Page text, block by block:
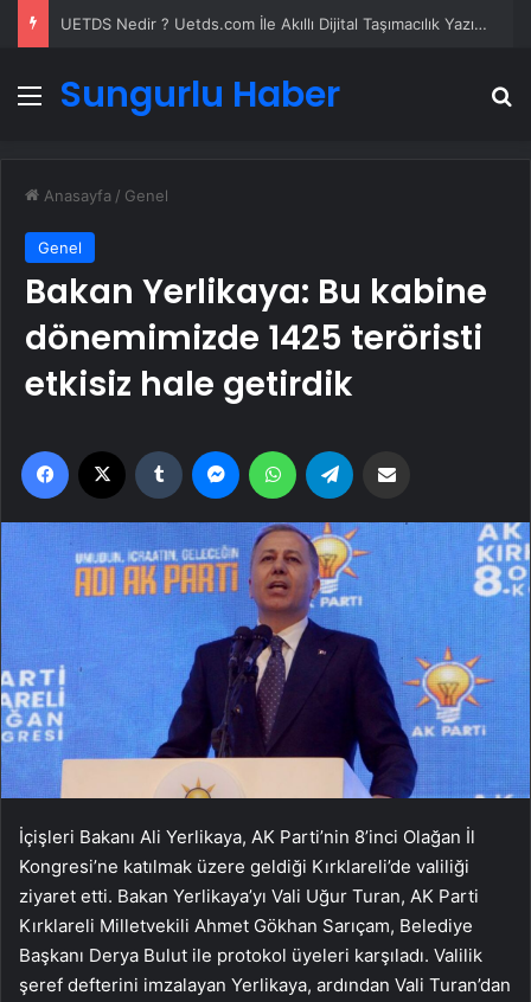
Yeni Dünya Düzensizliği Çağında Türk Dış Politikası ve Hakan Fidan Faktörü
Menü
Sungurlu Haber
Anasayfa / Genel
Genel
Bakan Yerlikaya: Bu kabine
dönemimizde 1425 teröristi
etkisiz hale getirdik
Facebook Tumblr MessengerWhatsApp
İçişleri Bakanı Ali Yerlikaya, AK Parti’nin 8’inci Olağan İl
Kongresi’ne katılmak üzere geldiği Kırklareli’de valiliği
ziyaret etti. Bakan Yerlikaya’yı Vali Uğur Turan, AK Parti
Kırklareli Milletvekili Ahmet Gökhan Sarıçam, Belediye
Başkanı Derya Bulut ile protokol üyeleri karşıladı. Valilik
şeref defterini imzalayan Yerlikaya, ardından Vali Turan’dan